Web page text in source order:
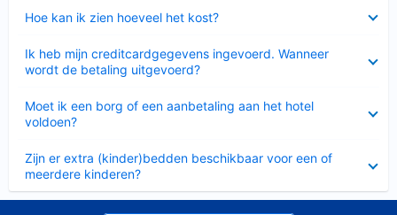
Hoe kan ik zien hoeveel het kost?
Ik heb mijn creditcardgegevens ingevoerd. Wanneer
wordt de betaling uitgevoerd?
Moet ik een borg of een aanbetaling aan het hotel
voldoen?
Zijn er extra (kinder)bedden beschikbaar voor een of
meerdere kinderen?